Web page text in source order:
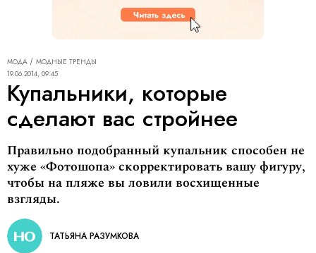
МОДА
МОДНЫЕ ТРЕНДЫ
19.06.2014, 09:45
Купальники, которые
сделают вас стройнее
Правильно подобранный купальник способен не
хуже «Фотошопа» скорректировать вашу фигуру,
чтобы на пляже вы ловили восхищенные
взгляды.
ТАТЬЯНА РАЗУМКОВА